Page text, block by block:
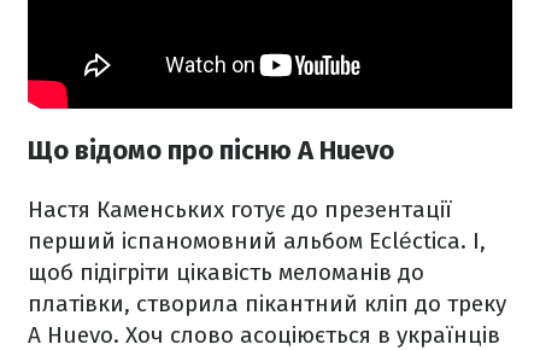
Що відомо про пісню A Huevo
Настя Каменських готує до презентації
перший іспаномовний альбом Ecléctica. І,
щоб підігріти цікавість меломанів до
платівки, створила пікантний кліп до треку
A Huevo. Хоч слово асоціюється в українців